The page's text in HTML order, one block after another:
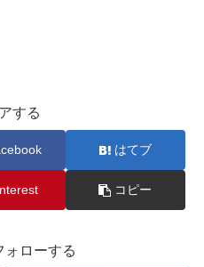
する
はてブ
コピー
ォローする